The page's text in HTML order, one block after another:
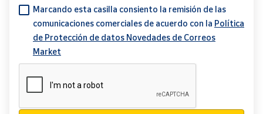
Marcando esta casilla consiento la remisión de las
comunicaciones comerciales de acuerdo con la Política
de Protección de datos Novedades de Correos
Market